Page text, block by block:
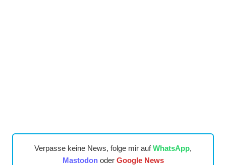
Verpasse keine News, folge mir aufWhatsApp,
Mastodonoder Google News